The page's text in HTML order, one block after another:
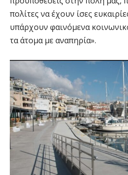
πολίτες να έχουν ίσες
υπάρχουν φαινόμενα
τα άτομα με αναπηρία».